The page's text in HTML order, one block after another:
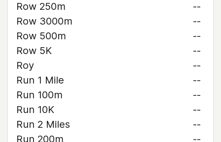
Row 250m
--
Row 3000m
--
Row 500m
--
Row 5K
--
Roy
--
Run 1 Mile
--
Run 100m
--
Run 10K
--
Run 2 Miles
--
Run 200m
--